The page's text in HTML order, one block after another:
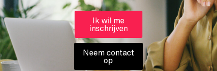
Ik wil me
inschrijven
Neem contact
op